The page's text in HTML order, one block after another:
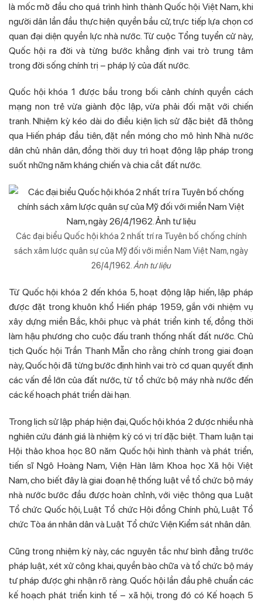
là mốc mở đầu cho quá trình hình thành Quốc hội Việt Nam, khi
người dân lần đầu thực hiện quyền bầu cử, trực tiếp lựa chọn cơ
quan đại diện quyền lực nhà nước. Từ cuộc Tổng tuyển cử này,
Quốc hội ra đời và từng bước khẳng định vai trò trung tâm
trong đời sống chính trị – pháp lý của đất nước.
Quốc hội khóa 1 được bầu trong bối cảnh chính quyền cách
mạng non trẻ vừa giành độc lập, vừa phải đối mặt với chiến
tranh. Nhiệm kỳ kéo dài do điều kiện lịch sử đặc biệt đã thông
qua Hiến pháp đầu tiên, đặt nền móng cho mô hình Nhà nước
dân chủ nhân dân, đồng thời duy trì hoạt động lập pháp trong
suốt những năm kháng chiến và chia cắt đất nước.
Các đại biểu Quốc hội khóa 2 nhất trí ra Tuyên bố chống chính
sách xâm lược quân sự của Mỹ đối với miền Nam Việt Nam, ngày
26/4/1962. Ảnh tư liệu
Từ Quốc hội khóa 2 đến khóa 5, hoạt động lập hiến, lập pháp
được đặt trong khuôn khổ Hiến pháp 1959, gắn với nhiệm vụ
xây dựng miền Bắc, khôi phục và phát triển kinh tế, đồng thời
làm hậu phương cho cuộc đấu tranh thống nhất đất nước. Chủ
tịch Quốc hội Trần Thanh Mẫn cho rằng chính trong giai đoạn
này, Quốc hội đã từng bước định hình vai trò cơ quan quyết định
các vấn đề lớn của đất nước, từ tổ chức bộ máy nhà nước đến
các kế hoạch phát triển dài hạn.
Trong lịch sử lập pháp hiện đại, Quốc hội khóa 2 được nhiều nhà
nghiên cứu đánh giá là nhiệm kỳ có vị trí đặc biệt. Tham luận tại
Hội thảo khoa học 80 năm Quốc hội hình thành và phát triển,
tiến sĩ Ngô Hoàng Nam, Viện Hàn lâm Khoa học Xã hội Việt
Nam, cho biết đây là giai đoạn hệ thống luật về tổ chức bộ máy
nhà nước bước đầu được hoàn chỉnh, với việc thông qua Luật
Tổ chức Quốc hội, Luật Tổ chức Hội đồng Chính phủ, Luật Tổ
chức Tòa án nhân dân và Luật Tổ chức Viện Kiểm sát nhân dân.
Cũng trong nhiệm kỳ này, các nguyên tắc như bình đẳng trước
pháp luật, xét xử công khai, quyền bào chữa và tổ chức bộ máy
tư pháp được ghi nhận rõ ràng. Quốc hội lần đầu phê chuẩn các
kế hoạch phát triển kinh tế – xã hội, trong đó có Kế hoạch 5